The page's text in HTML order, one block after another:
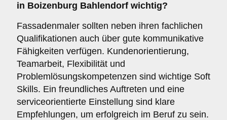
in Boizenburg Bahlendorf wichtig?
Fassadenmaler sollten neben ihren fachlichen
Qualifikationen auch über gute kommunikative
Fähigkeiten verfügen. Kundenorientierung,
Teamarbeit, Flexibilität und
Problemlösungskompetenzen sind wichtige Soft
Skills. Ein freundliches Auftreten und eine
serviceorientierte Einstellung sind klare
Empfehlungen, um erfolgreich im Beruf zu sein.